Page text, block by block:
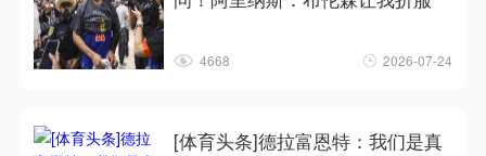
4668 2026-07-24
[体育头条]德拉富恩特：我们是真